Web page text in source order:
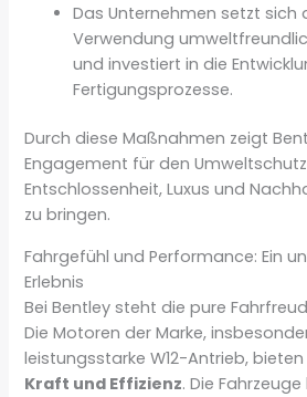
Das Unternehmen setzt sich
Verwendung
und investiert in die
Fertigungsprozesse.
Durch diese Maßnahmen zeigt
Engagement für den
Entschlossenheit, Luxus und
zu bringen.
Fahrgefühl und Performance: Ein
Erlebnis
Bei Bentley steht die pure
Die Motoren der Marke,
leistungsstarke W12-Antrieb,
Kraft und Effizienz. Die